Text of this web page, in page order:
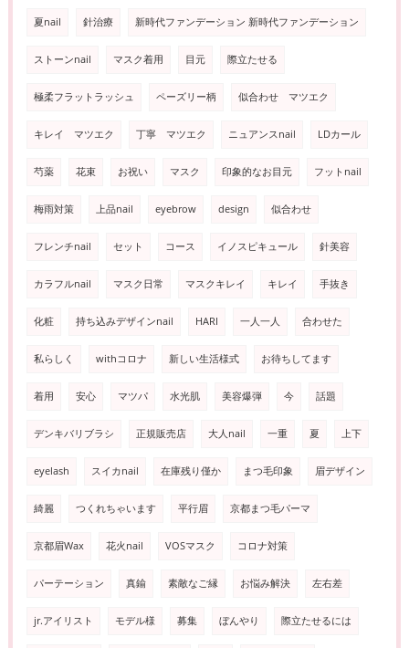
夏nail 針治療 新時代ファンデーション 新時代ファンデーション
ストーンnail マスク着用 目元 際立たせる
極柔フラットラッシュ ペーズリー柄 似合わせ マツエク
キレイ マツエク 丁寧 マツエク ニュアンスnail LDカール
芍薬 花束 お祝い マスク 印象的なお目元 フットnail
梅雨対策 上品nail eyebrow design 似合わせ
フレンチnail セット コース イノスピキュール 針美容
カラフルnail マスク日常 マスクキレイ キレイ 手抜き
化粧 持ち込みデザインnail HARI 一人一人 合わせた
私らしく withコロナ 新しい生活様式 お待ちしてます
着用 安心 マツパ 水光肌 美容爆弾 今 話題
デンキバリブラシ 正規販売店 大人nail 一重 夏 上下
eyelash スイカnail 在庫残り僅か まつ毛印象 眉デザイン
綺麗 つくれちゃいます 平行眉 京都まつ毛パーマ
京都眉Wax 花火nail VOSマスク コロナ対策
パーテーション 真鍮 素敵なご縁 お悩み解決 左右差
jr.アイリスト モデル様 募集 ぼんやり 際立たせるには